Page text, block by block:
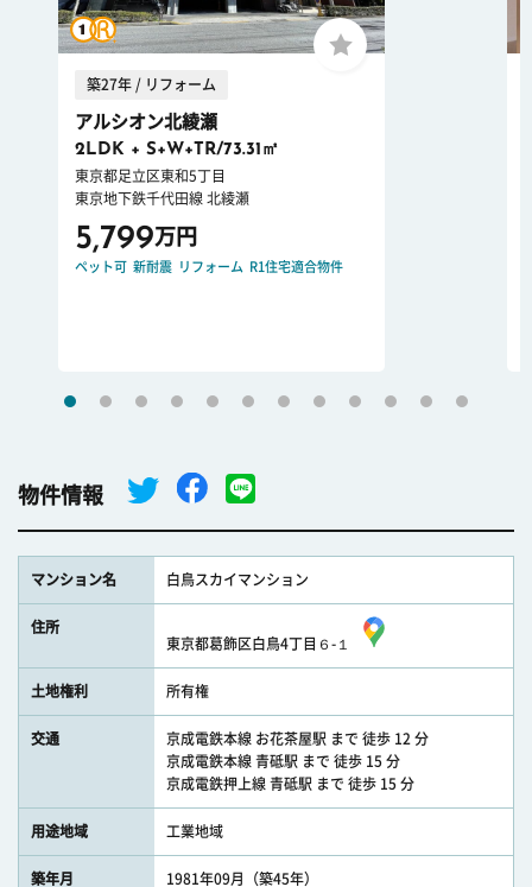
築27年 / リフォーム
アルシオン北綾瀬
2LDK + S+W+TR/73.31㎡
東京都足立区東和5丁目
東京地下鉄千代田線 北綾瀬
5,799万円
ペット可 新耐震 リフォーム R1住宅適合物件
物件情報
マンション名 白鳥スカイマンション
住所
東京都葛飾区白鳥4丁目６-１
土地権利 所有権
交通
京成電鉄本線 お花茶屋駅 まで 徒歩 12 分
京成電鉄本線 青砥駅 まで 徒歩 15 分
京成電鉄押上線 青砥駅 まで 徒歩 15 分
用途地域 工業地域
築年月 1981年09月（築45年）